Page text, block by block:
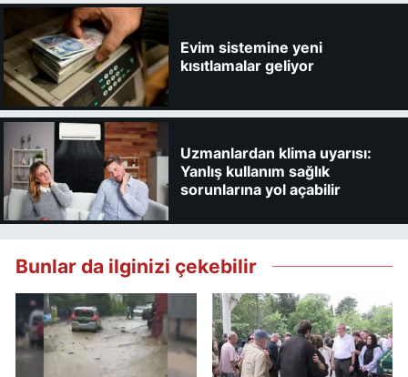
Evim sistemine yeni
kısıtlamalar geliyor
Uzmanlardan klima uyarısı:
Yanlış kullanım sağlık
sorunlarına yol açabilir
Bunlar da ilginizi çekebilir